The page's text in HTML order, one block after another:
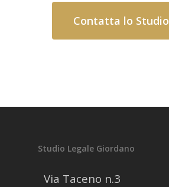
Contatta lo Studio
Studio Legale Giordano
Via Taceno n.3